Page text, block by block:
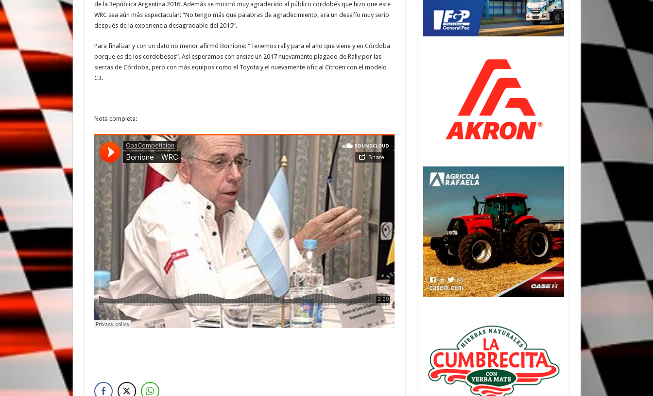
de la República Argentina 2016. Además se mostró muy agradecido al público cordobés que hizo que este
WRC sea aún más espectacular: “No tengo más que palabras de agradecimiento, era un desafío muy serio
después de la experiencia desagradable del 2015”.
Para finalizar y con un dato no menor afirmó Borrione: “Tenemos rally para el año que viene y en Córdoba
porque es de los cordobeses”. Así esperamos con ansias un 2017 nuevamente plagado de Rally por las
sierras de Córdoba, pero con más equipos como el Toyota y el nuevamente oficial Citroën con el modelo
C3.
Nota completa: